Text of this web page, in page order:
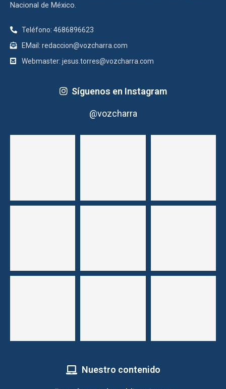
Nacional de México.
Teléfono: 4686896623
EMail: redaccion@vozcharra.com
Webmaster: jesus.torres@vozcharra.com
Síguenos en Instagram
@vozcharra
Nuestro contenido